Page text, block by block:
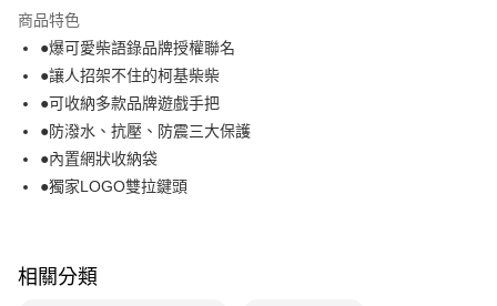
本島宅配-活動商品
免運費
離島宅配-常溫商品
免運費
商品特色
●爆可愛柴語錄品牌授權聯名
●讓人招架不住的柯基柴柴
●可收納多款品牌遊戲手把
●防潑水、抗壓、防震三大保護
●內置網狀收納袋
●獨家LOGO雙拉鍵頭
相關分類